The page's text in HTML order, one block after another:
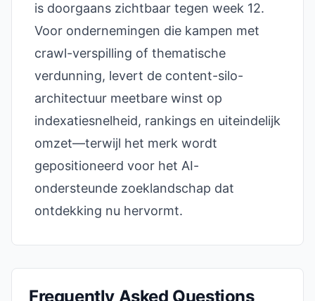
is doorgaans zichtbaar tegen week 12.
Voor ondernemingen die kampen met
crawl-verspilling of thematische
verdunning, levert de content-silo-
architectuur meetbare winst op
indexatiesnelheid, rankings en uiteindelijk
omzet—terwijl het merk wordt
gepositioneerd voor het AI-
ondersteunde zoeklandschap dat
ontdekking nu hervormt.
Frequently Asked Questions